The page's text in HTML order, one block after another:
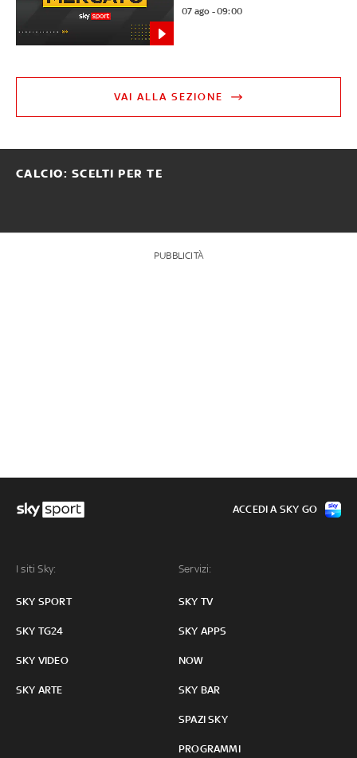
07 ago - 09:00
VAI ALLA SEZIONE
CALCIO: SCELTI PER TE
PUBBLICITÀ
I siti Sky:
SKY SPORT
SKY TG24
SKY VIDEO
SKY ARTE
Servizi:
SKY TV
SKY APPS
NOW
SKY BAR
SPAZI SKY
PROGRAMMI
ACCEDI A SKY GO